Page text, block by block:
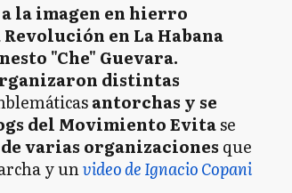
la imagen en hierro
en La Habana
"Che" Guevara.
distintas
antorchas y se
del Movimiento Evitase
varias organizaciones que
y unvideo de Ignacio Copani